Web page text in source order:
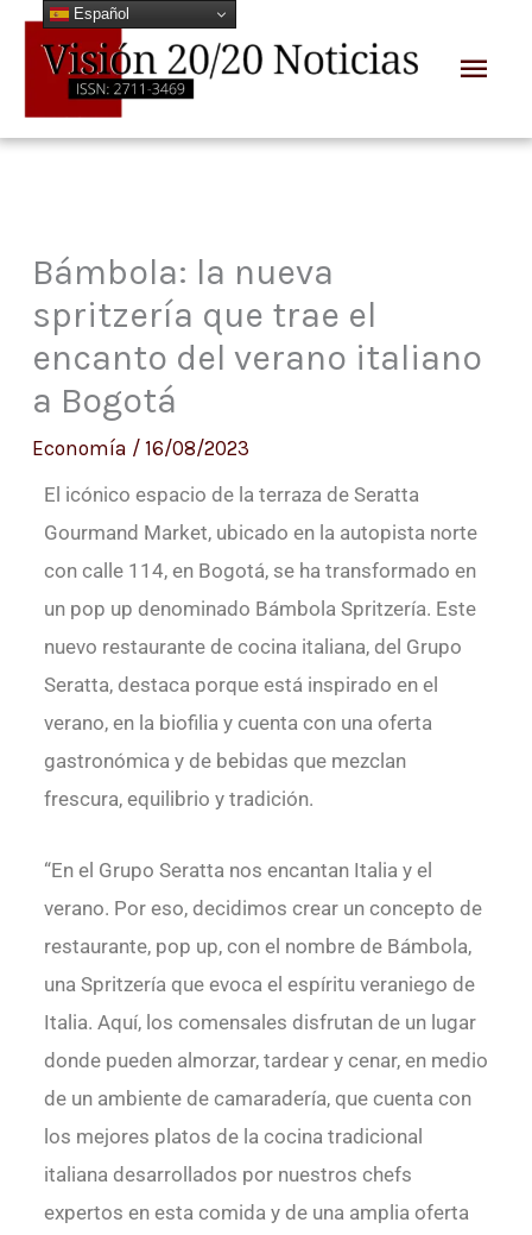
contenido
Bámbola: la nueva
spritzería que trae el
encanto del verano italiano
a Bogotá
Economía / 16/08/2023
El icónico espacio de la terraza de Seratta
Gourmand Market, ubicado en la autopista norte
con calle 114, en Bogotá, se ha transformado en
un pop up denominado Bámbola Spritzería. Este
nuevo restaurante de cocina italiana, del Grupo
Seratta, destaca porque está inspirado en el
verano, en la biofilia y cuenta con una oferta
gastronómica y de bebidas que mezclan
frescura, equilibrio y tradición.
“En el Grupo Seratta nos encantan Italia y el
verano. Por eso, decidimos crear un concepto de
restaurante, pop up, con el nombre de Bámbola,
una Spritzería que evoca el espíritu veraniego de
Italia. Aquí, los comensales disfrutan de un lugar
donde pueden almorzar, tardear y cenar, en medio
de un ambiente de camaradería, que cuenta con
los mejores platos de la cocina tradicional
italiana desarrollados por nuestros chefs
expertos en esta comida y de una amplia oferta
Español